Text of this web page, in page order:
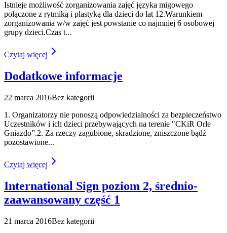
Istnieje możliwość zorganizowania zajęć języka migowego
połączone z rytmiką i plastyką dla dzieci do lat 12.Warunkiem
zorganizowania w/w zajęć jest powstanie co najmniej 6 osobowej
grupy dzieci.Czas t...
Czytaj więcej
Dodatkowe informacje
22 marca 2016Bez kategorii
1. Organizatorzy nie ponoszą odpowiedzialności za bezpieczeństwo
Uczestników i ich dzieci przebywających na terenie "CKiR Orle
Gniazdo”.2. Za rzeczy zagubione, skradzione, zniszczone bądź
pozostawione...
Czytaj więcej
International Sign poziom 2, średnio-
zaawansowany część 1
21 marca 2016Bez kategorii